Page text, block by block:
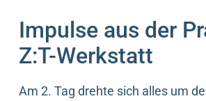
Impulse aus der
Z:T-Werkstatt
Am 2. Tag drehte sich alles um